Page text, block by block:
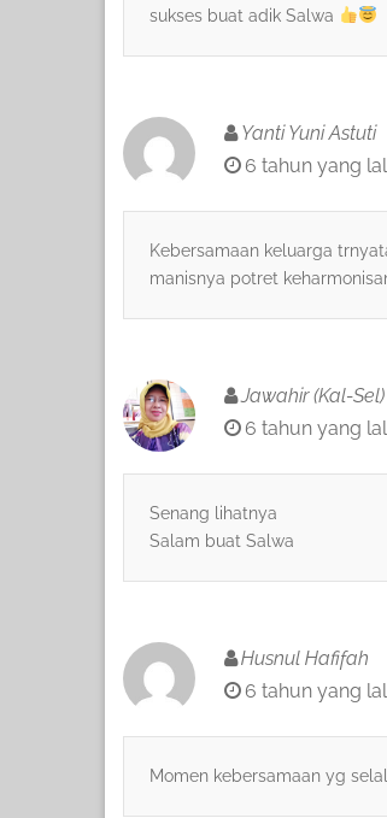
sukses buat adik Salwa
Yanti Yuni Astuti
6 tahun yang
Kebersamaan keluarga
manisnya potret
Jawahir (Kal-Sel)
6 tahun yang
Senang lihatnya
Salam buat Salwa
Husnul Hafifah
6 tahun yang
Momen kebersamaan yg